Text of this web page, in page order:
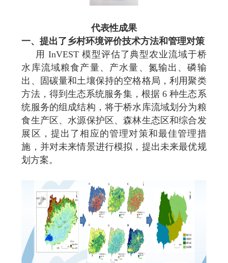
代表性成果
一、提出了乡村环境评价技术方法和管理对策
用 InVEST 模型评估了典型农业流域于桥
水库流域粮食产量、产水量、氮输出、磷输
出、固碳量和土壤保持的空格格局，利用聚类
方法，得到生态系统服务集，根据 6 种生态系
统服务的组成结构，将于桥水库流域划分为粮
食生产区、水源保护区、森林生态区和综合发
展区，提出了相应的管理对策和最佳管理措
施，并对未来情景进行模拟，提出未来最优规
划方案。